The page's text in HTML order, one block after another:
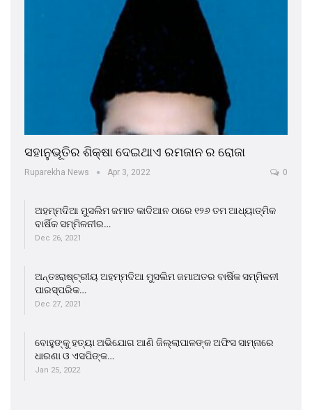
ସହାନୁଭୂତିର ଶିକ୍ଷା ଦେଇଥାଏ ରମଜାନ ର ରୋଜା
Ruparekha News Apr 3, 2022 0
ଅହମ୍ମଦିଆ ମୁସଲିମ ଜମାତ କାଦିଆନ ଠାରେ ୧୨୬ ତମ ଆଧ୍ୟାତ୍ମିକ
ବାର୍ଷିକ ସମ୍ମିଳନୀର…
Dec 26, 2021
ଅନ୍ତଃରାଷ୍ଟ୍ରୀୟ ଅହମ୍ମଦିଆ ମୁସଲିମ ଜମାଅତର ବାର୍ଷିକ ସମ୍ମିଳନୀ
ପାରସ୍ପରିକ…
Dec 27, 2021
ବୋହୁଙ୍କୁ ହତ୍ୟା ଅଭିଯୋଗ ଆଣି ଜିଲ୍ଲାପାଳଙ୍କ ଅଫିସ ସାମ୍ନାରେ
ଧାରଣା ଓ ଏସପିଙ୍କ…
Jan 25, 2022